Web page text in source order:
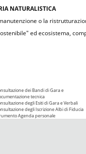
NATURALISTICA
o la
ed ecosistema,
dei Bandi di Gara e
tecnica
degli Esiti di Gara e Verbali
degli Iscrizione Albi di Fiducia
Agenda personale